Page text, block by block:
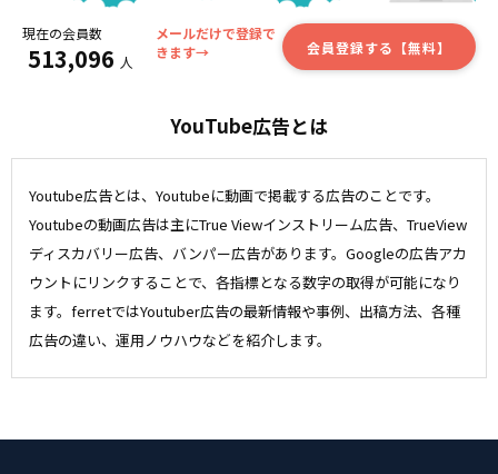
現在の会員数
513,096 人
メールだけで登録で
きます→
会員登録する【無料】
YouTube広告とは
Youtube広告とは、Youtubeに動画で掲載する広告のことです。
Youtubeの動画広告は主にTrue Viewインストリーム広告、TrueView
ディスカバリー広告、バンパー広告があります。Googleの広告アカ
ウントにリンクすることで、各指標となる数字の取得が可能になり
ます。ferretではYoutuber広告の最新情報や事例、出稿方法、各種
広告の違い、運用ノウハウなどを紹介します。